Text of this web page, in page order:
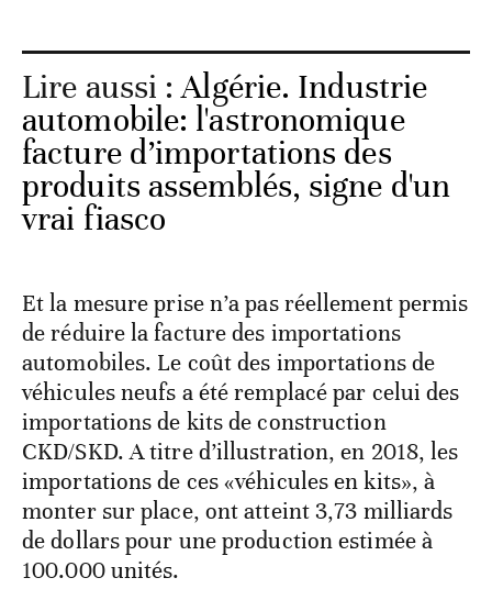
Lire aussi :Algérie. Industrie
automobile: l'astronomique
facture d’importations des
produits assemblés, signe d'un
vrai fiasco
Et la mesure prise n’a pas réellement permis
de réduire la facture des importations
automobiles. Le coût des importations de
véhicules neufs a été remplacé par celui des
importations de kits de construction
CKD/SKD. A titre d’illustration, en 2018, les
importations de ces «véhicules en kits», à
monter sur place, ont atteint 3,73 milliards
de dollars pour une production estimée à
100.000 unités.